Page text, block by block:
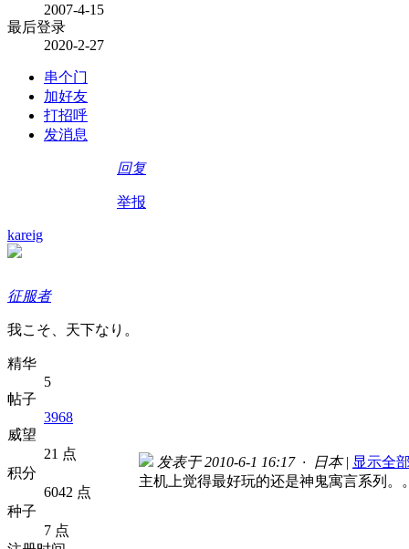
2007-4-15
最后登录
2020-2-27
串个门
加好友
打招呼
发消息
回复
举报
kareig
征服者
我こそ、天下なり。
精华
5
帖子
3968
威望
21 点
积分
6042 点
种子
7 点
发表于 2010-6-1 16:17 · 日本 | 显示全
主机上觉得最好玩的还是神鬼寓言系列。